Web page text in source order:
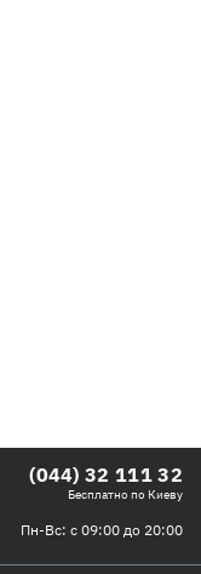
(044) 32 111 32
Бесплатно по Киеву
Пн-Вс: с 09:00 до 20:00